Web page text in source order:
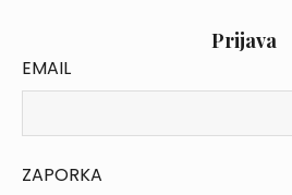
Prijava
EMAIL
ZAPORKA